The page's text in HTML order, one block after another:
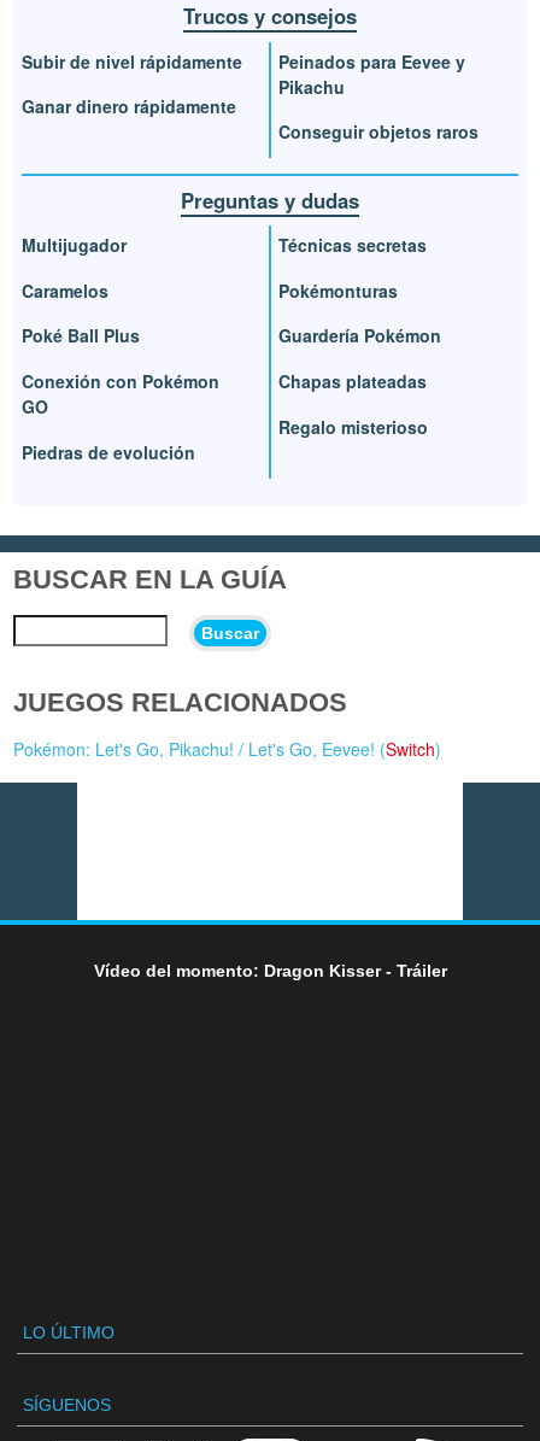
Trucos y consejos
Subir de nivel rápidamente
Ganar dinero rápidamente
Peinados para Eevee y
Pikachu
Conseguir objetos raros
Preguntas y dudas
Multijugador
Caramelos
Poké Ball Plus
Conexión con Pokémon
GO
Piedras de evolución
Técnicas secretas
Pokémonturas
Guardería Pokémon
Chapas plateadas
Regalo misterioso
BUSCAR EN LA GUÍA
Buscar
JUEGOS RELACIONADOS
Pokémon: Let's Go, Pikachu! / Let's Go, Eevee! (Switch)
Vídeo del momento: Dragon Kisser - Tráiler
LO ÚLTIMO
SÍGUENOS